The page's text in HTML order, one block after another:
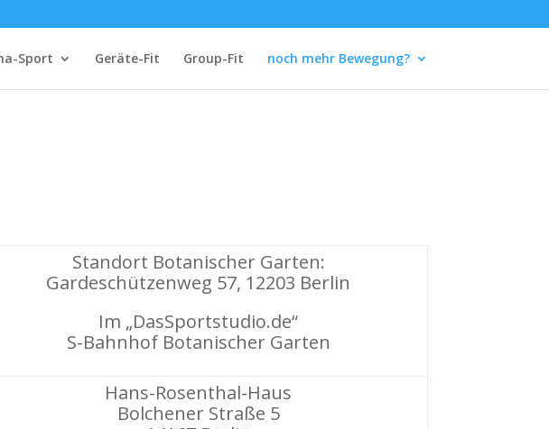
Sport Geräte-Fit Group-Fit noch mehr Bewegung?
Standort Botanischer Garten:
Gardeschützenweg 57, 12203 Berlin
Im „DasSportstudio.de“
S-Bahnhof Botanischer Garten
Hans-Rosenthal-Haus
Bolchener Straße 5